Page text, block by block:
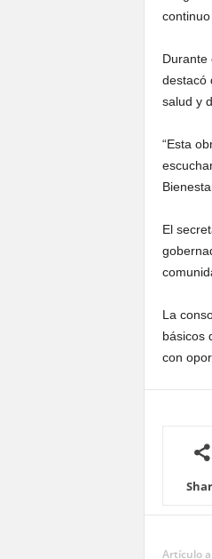
Durante
destacó
salud y
“Esta
El
La
básicos
con
Artículo